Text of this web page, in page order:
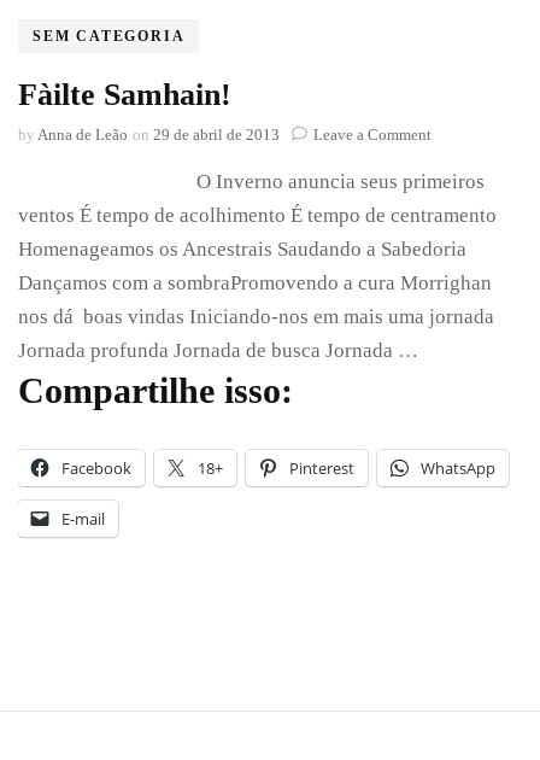
SEM CATEGORIA
Fàilte Samhain!
by Anna de Leão on 29 de abril de 2013 Leave a Commenton
Samhain!
O Inverno anuncia seus primeiros
ventos É tempo de acolhimento É tempo de centramento
Homenageamos os Ancestrais Saudando a Sabedoria
Dançamos com a sombraPromovendo a cura Morrighan
nos dá boas vindas Iniciando-nos em mais uma jornada
Jornada profunda Jornada de busca Jornada …
Compartilhe isso:
Facebook 18+ Pinterest WhatsApp
E-mail